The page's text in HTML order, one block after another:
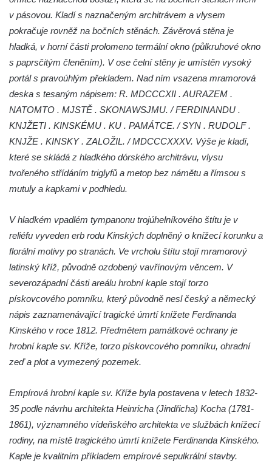
Křížová cesta Římov – XX. kaple – Svatá
Veronika potkává Ježíše a utírá mu do své
roušky pot z tváře
Křížová cesta Římov – XIX. kaple – Kristus
kříž nesoucí potkává Pannu Marii
Křížová cesta Římov – XVIII. kaple – Na
Křížová cesta Římov – XVII. kaple – Velký
Křížová cesta Římov – XVI. kaple – U
Herodesa
Pilát
Křížová cesta Římov – XIV. kaple – U
Kaifáše (U Děvečky)
Křížová cesta Římov – XIII. kaple – U
Annáše (U Kaifáše)
Křížová cesta Římov – XI. kaple – Ježíš
haněn a tupen
Cedronu
Křížová cesta Římov – IX. kaple – U
chromého žida
Křížová cesta Římov – VIII. kaple – Kristus
svázán a ze zahrady vyhnán
v pásovou. Kladí s naznačeným architrávem a vlysem
pokračuje rovněž na bočních stěnách. Závěrová stěna je
hladká, v horní části prolomeno termální okno (půlkruhové okno
s paprsčitým členěním). V ose čelní stěny je umístěn vysoký
portál s pravoúhlým překladem. Nad ním vsazena mramorová
deska s tesaným nápisem: R. MDCCCXII . AURAZEM .
NATOMTO . MJSTĚ . SKONAWSJMU. / FERDINANDU .
KNJŽETI . KINSKÉMU . KU . PAMÁTCE. / SYN . RUDOLF .
KNJŽE . KINSKY . ZALOŽIL. / MDCCCXXXV. Výše je kladí,
které se skládá z hladkého dórského architrávu, vlysu
tvořeného střídáním triglyfů a metop bez námětu a římsou s
mutuly a kapkami v podhledu.
V hladkém vpadlém tympanonu trojúhelníkového štítu je v
reliéfu vyveden erb rodu Kinských doplněný o knížecí korunku a
florální motivy po stranách. Ve vrcholu štítu stojí mramorový
latinský kříž, původně ozdobený vavřínovým věncem. V
severozápadní části areálu hrobní kaple stojí torzo
pískovcového pomníku, který původně nesl český a německý
nápis zaznamenávající tragické úmrtí knížete Ferdinanda
Kinského v roce 1812. Předmětem památkové ochrany je
hrobní kaple sv. Kříže, torzo pískovcového pomníku, ohradní
zeď a plot a vymezený pozemek.
Empírová hrobní kaple sv. Kříže byla postavena v letech 1832-
35 podle návrhu architekta Heinricha (Jindřicha) Kocha (1781-
1861), významného vídeňského architekta ve službách knížecí
rodiny, na místě tragického úmrtí knížete Ferdinanda Kinského.
Kaple je kvalitním příkladem empírové sepulkrální stavby.